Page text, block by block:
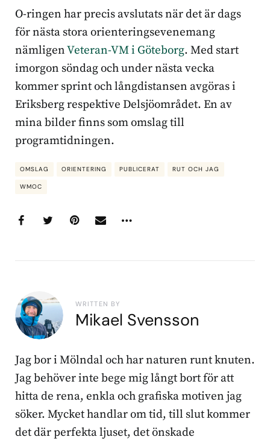
O-ringen har precis avslutats när det är dags
för nästa stora orienteringsevenemang
nämligenVeteran-VM i Göteborg. Med start
imorgon söndag och under nästa vecka
kommer sprint och långdistansen avgöras i
Eriksberg respektive Delsjöområdet. En av
mina bilder finns som omslag till
programtidningen.
OMSLAG ORIENTERING PUBLICERAT RUT OCH JAG
WMOC
WRITTEN BY
Mikael Svensson
Jag bor i Mölndal och har naturen runt knuten.
Jag behöver inte bege mig långt bort för att
hitta de rena, enkla och grafiska motiven jag
söker. Mycket handlar om tid, till slut kommer
det där perfekta ljuset, det önskade